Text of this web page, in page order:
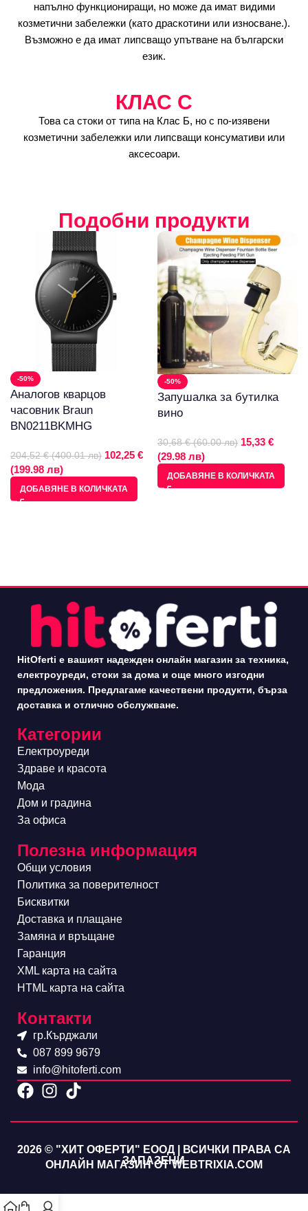
напълно функциониращи, но може да имат видими
козметични забележки (като драскотини или износване.).
Възможно е да имат липсващо упътване на български
език.
КЛАС C
Това са стоки от типа на Клас Б, но с по-изявени
козметични забележки или липсващи консумативи или
аксесоари.
Подобни продукти
-50%
Аналогов кварцов
часовник Braun
BN0211BKMHG
204,52 € (400.01 лв) 102,25 €
(199.98 лв)
ДОБАВЯНЕ В КОЛИЧКАТА
-50%
Запушалка за бутилка
вино
30,68 € (60.00 лв) 15,33 €
(29.98 лв)
ДОБАВЯНЕ В КОЛИЧКАТА
HitOferti е вашият надежден онлайн магазин за техника,
електроуреди, стоки за дома и още много изгодни
предложения. Предлагаме качествени продукти, бърза
доставка и отлично обслужване.
Категории
Електроуреди
Здраве и красота
Мода
Дом и градина
За офиса
Полезна информация
Общи условия
Политика за поверителност
Бисквитки
Доставка и плащане
Замяна и връщане
Гаранция
XML карта на сайта
HTML карта на сайта
Контакти
гр.Кърджали
087 899 9679
info@hitoferti.com
2026 © "ХИТ ОФЕРТИ" ЕООД | ВСИЧКИ ПРАВА СА
ЗАПАЗЕНИ
ОНЛАЙН МАГАЗИН ОТ WEBTRIXIA.COM